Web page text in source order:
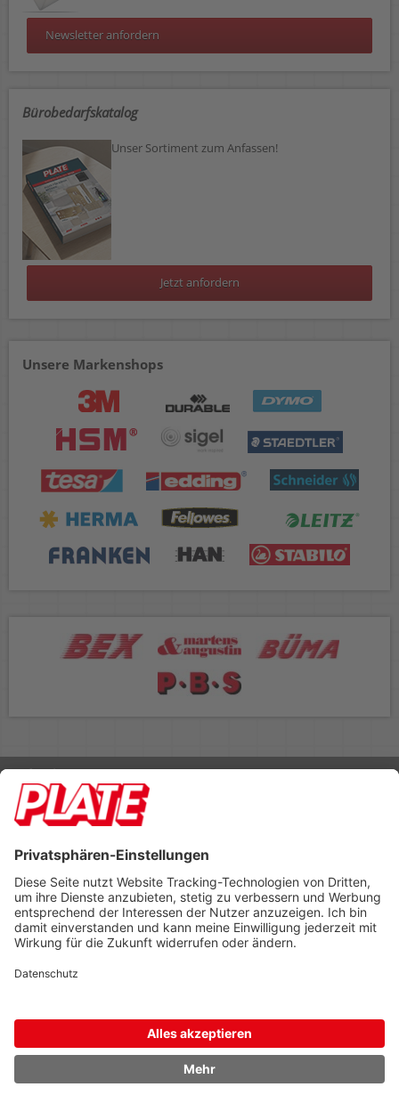
Newsletter anfordern
Bürobedarfskatalog
Unser Sortiment zum Anfassen!
Jetzt anfordern
Unsere Markenshops
Rufen Sie uns an 04298 401-0
Lieferbedingungen Impressum
Footer anzeigen
PLATE Büromaterial Vertriebs GmbH
Hilligenwarf 5